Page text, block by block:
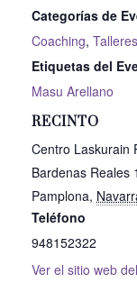
Categorías de
Coaching, Talleres
Etiquetas del
Masu Arellano
RECINTO
Centro Laskurain
Bardenas Reales
Pamplona,
Teléfono
948152322
Ver el sitio web